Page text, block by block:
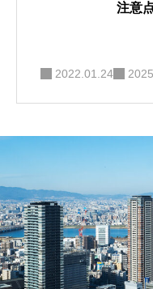
注意
2022.01.24